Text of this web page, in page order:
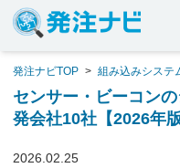
発注ナビTOP > 組み込みシステ
発でおすすめの開発会社10社【
センサー・ビーコン
発会社10社【2026年版
2026.02.25